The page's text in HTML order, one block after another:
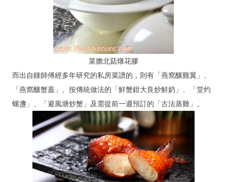
菜膽北菇燉花膠
而出自鍾師傅經多年研究的私房菜譜的，則有「燕窩釀雞翼」、
「燕窩釀蟹蓋」、按傳統做法的「鮮蟹鉗大良炒鮮奶」、「堂灼
螺盞」、「避風塘炒蟹」及需提前一週預訂的「古法蒸雞」。